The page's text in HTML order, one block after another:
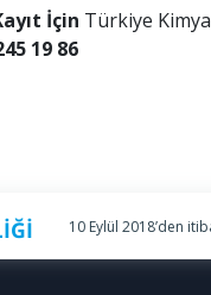
İçin Türkiye
19 86
10 Eylül 2018’den